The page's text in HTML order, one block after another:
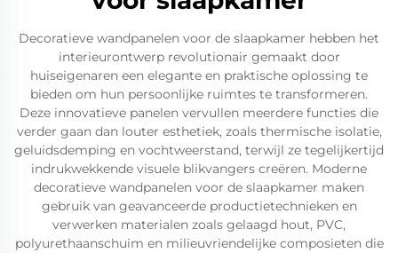
Decoratieve wandpanelen voor de slaapkamer hebben het
interieurontwerp revolutionair gemaakt door
huiseigenaren een elegante en praktische oplossing te
bieden om hun persoonlijke ruimtes te transformeren.
Deze innovatieve panelen vervullen meerdere functies die
verder gaan dan louter esthetiek, zoals thermische isolatie,
geluidsdemping en vochtweerstand, terwijl ze tegelijkertijd
indrukwekkende visuele blikvangers creëren. Moderne
decoratieve wandpanelen voor de slaapkamer maken
gebruik van geavanceerde productietechnieken en
verwerken materialen zoals gelaagd hout, PVC,
polyurethaanschuim en milieuvriendelijke composieten die